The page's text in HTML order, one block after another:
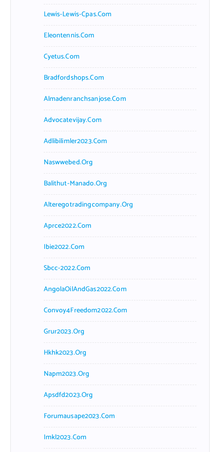
Lewis-Lewis-Cpas.com
Eleontennis.com
Cyetus.com
Bradfordshops.com
Almadenranchsanjose.com
Advocatevijay.com
Adlibilimler2023.com
Naswwebed.org
Balithut-Manado.org
Alteregotradingcompany.org
Aprce2022.com
Ibie2022.com
Sbcc-2022.com
AngolaOilAndGas2022.com
Convoy4Freedom2022.com
Grur2023.org
Hkhk2023.org
Napm2023.org
Apsdfd2023.org
Forumausape2023.com
Imkl2023.com